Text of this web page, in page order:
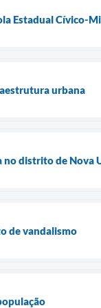
Estadual Cívico-
urbana
no distrito de Nova
de vandalismo